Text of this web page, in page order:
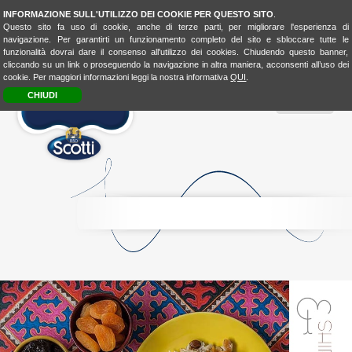
INFORMAZIONE SULL'UTILIZZO DEI COOKIE PER QUESTO SITO
Questo sito fa uso di cookie, anche di terze parti, per migliorare l'esperienza di
navigazione. Per garantirti un funzionamento completo del sito e sbloccare tutte le
funzionalità dovrai dare il consenso all'utilizzo dei cookies. Chiudendo questo banner,
cliccando su un link o proseguendo la navigazione in altra maniera, acconsenti all’uso dei
cookie. Per maggiori informazioni leggi la nostra informativaQUI
CHIUDI
4FASHION
RICE4KIDSBIO
EXPERIENCE
LACUCINAUNISCEIPOPOLI
SHOP